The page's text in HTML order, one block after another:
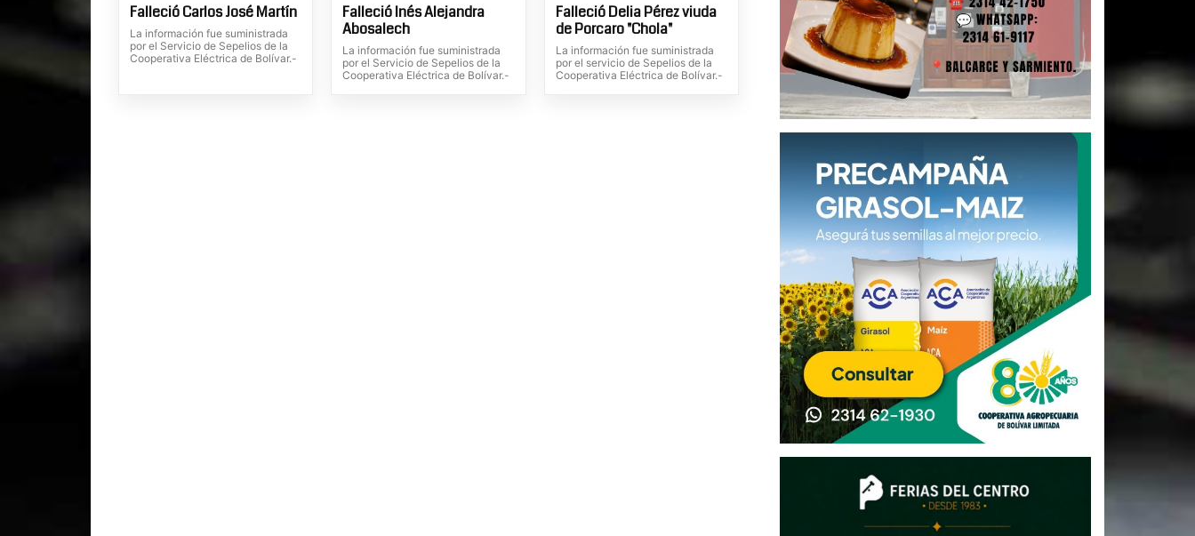
Falleció Carlos José Martín
La información fue suministrada
por el Servicio de Sepelios de la
Cooperativa Eléctrica de Bolívar.-
Falleció Inés Alejandra
Abosalech
La información fue suministrada
por el Servicio de Sepelios de la
Cooperativa Eléctrica de Bolívar.-
Falleció Delia Pérez viuda
de Porcaro "Chola"
La información fue suministrada
por el servicio de Sepelios de la
Cooperativa Eléctrica de Bolívar.-